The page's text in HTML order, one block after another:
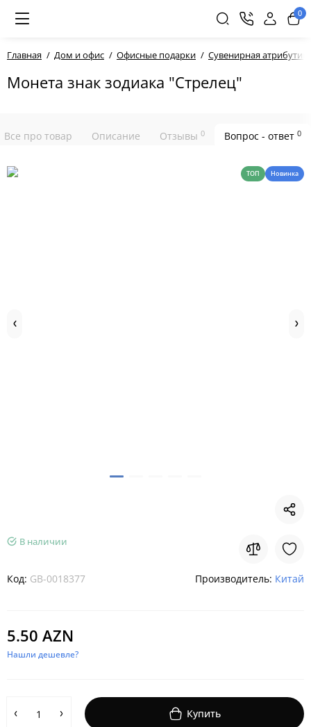
0
Главная Дом и офис Офисные подарки Сувенирная
Монета знак зодиака "Стрелец"
Все про товар Описание Отзывы 0 Вопрос - ответ 0
ТОП Новинка
В наличии
Код: GB-0018377 Производитель: Китай
5.50 AZN
Нашли дешевле?
Купить